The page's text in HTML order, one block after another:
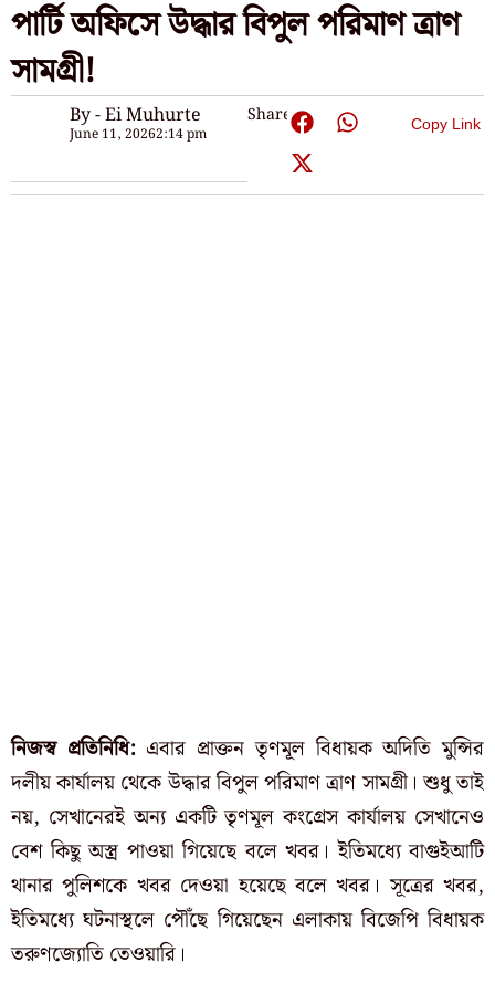
পার্টি অফিসে উদ্ধার বিপুল পরিমাণ ত্রাণ
সামগ্রী!
By - Ei Muhurte
June 11, 20262:14 pm
Share: Copy Link
নিজস্ব প্রতিনিধি: এবার প্রাক্তন তৃণমূল বিধায়ক অদিতি মুন্সির
দলীয় কার্যালয় থেকে উদ্ধার বিপুল পরিমাণ ত্রাণ সামগ্রী। শুধু তাই
নয়, সেখানেরই অন্য একটি তৃণমূল কংগ্রেস কার্যালয় সেখানেও
বেশ কিছু অস্ত্র পাওয়া গিয়েছে বলে খবর। ইতিমধ্যে বাগুইআটি
থানার পুলিশকে খবর দেওয়া হয়েছে বলে খবর। সূত্রের খবর,
ইতিমধ্যে ঘটনাস্থলে পৌঁছে গিয়েছেন এলাকায় বিজেপি বিধায়ক
তরুণজ্যোতি তেওয়ারি।